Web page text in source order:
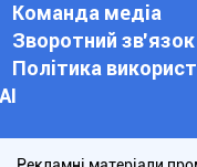
Команда медіа
Зворотний зв'язок
Політика
АІ